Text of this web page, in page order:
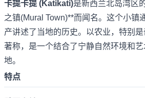
卡提卡提 (Katikati)是新西兰北岛湾区
之镇(Mural Town)**而闻名。这个小镇
产讲述了当地的历史。以农业，特别
著称，是一个结合了宁静自然环境和
地。
特点